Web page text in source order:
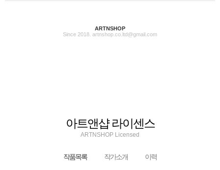
ARTNSHOP
Since 2018. artnshop.co.ltd@gmail.com
아트앤샵 라이센스
ARTNSHOP Licensed
작품목록 작가소개 이력